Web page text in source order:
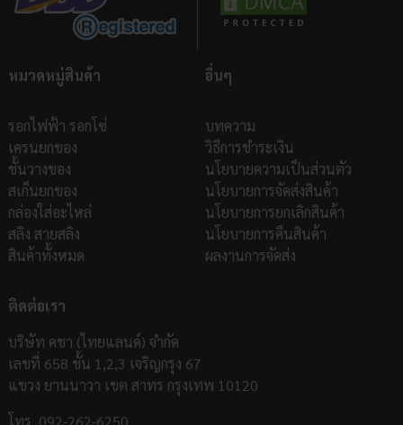
หมวดหมู่สินค้า
รอกไฟฟ้า รอกโซ่
เครนยกของ
ชั้นวางของ
สเก็นยกของ
กล่องใส่อะไหล่
สลิง สายสลิง
สินค้าทั้งหมด
อื่นๆ
บทความ
วิธีการชำระเงิน
นโยบายความเป็นส่วนตัว
นโยบายการจัดส่งสินค้า
นโยบายการยกเลิกสินค้า
นโยบายการคืนสินค้า
ผลงานการจัดส่ง
ติดต่อเรา
บริษัท คชา (ไทยแลนด์) จำกัด
เลขที่ 658 ชั้น 1,2,3 เจริญกรุง 67
แขวง ยานนาวา เขต สาทร กรุงเทพ 10120
โทร 092-262-6250